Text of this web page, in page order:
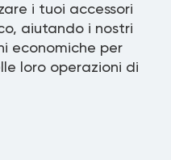
i tuoi accessori
aiutando i nostri
economiche per
loro operazioni di